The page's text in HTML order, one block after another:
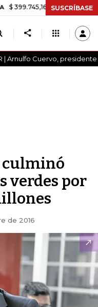
+$ 2.295,71 +0,58%
SUSCRÍBASE
| Arnulfo Cuervo,
culminó
verdes por
de 2016